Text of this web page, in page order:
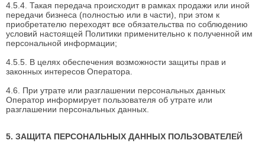
4.5.4. Такая передача происходит в рамках продажи или иной
передачи бизнеса (полностью или в части), при этом к
приобретателю переходят все обязательства по соблюдению
условий настоящей Политики применительно к полученной им
персональной информации;
4.5.5. В целях обеспечения возможности защиты прав и
законных интересов Оператора.
4.6. При утрате или разглашении персональных данных
Оператор информирует пользователя об утрате или
разглашении персональных данных.
5. ЗАЩИТА ПЕРСОНАЛЬНЫХ ДАННЫХ ПОЛЬЗОВАТЕЛЕЙ